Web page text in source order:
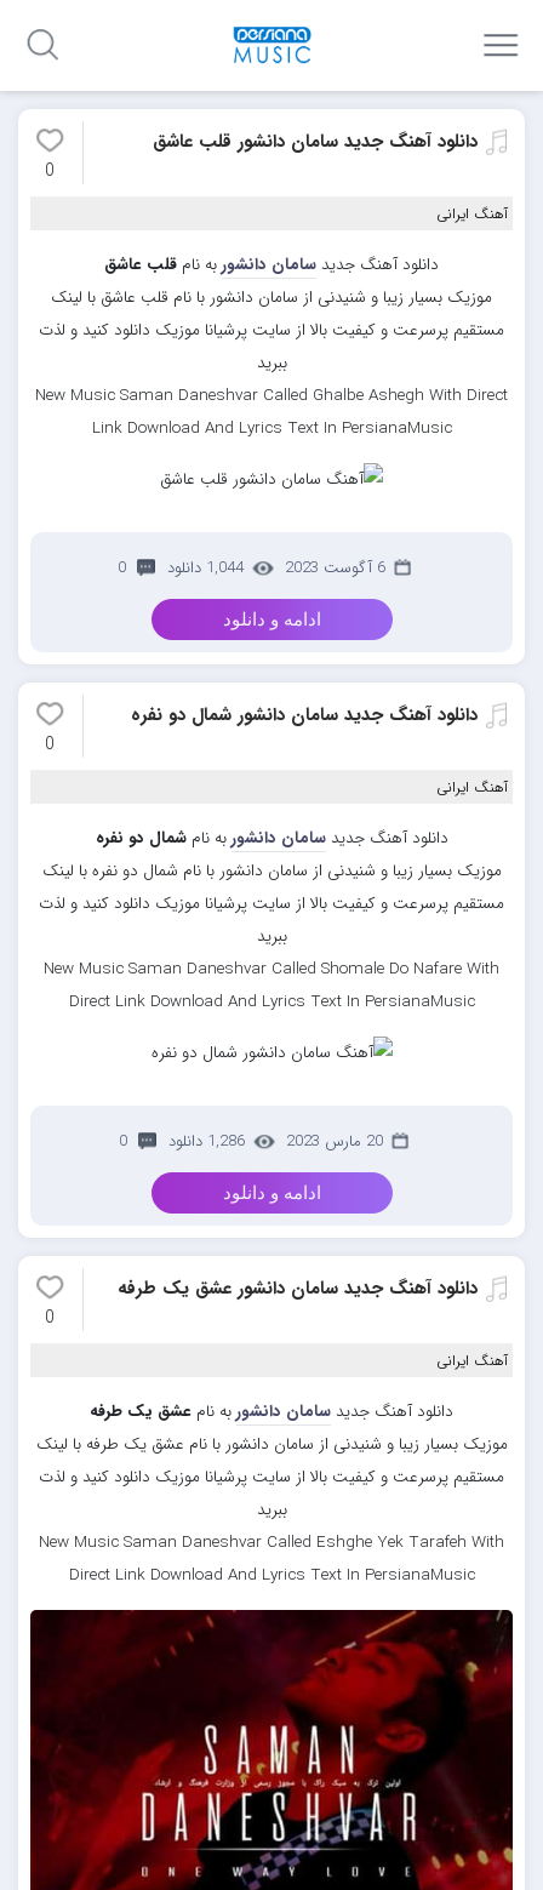
دانلود آهنگ جدید سامان دانشور قلب عاشق
0
آهنگ ایرانی
دانلود آهنگ جدید سامان دانشوربه نام قلب عاشق
موزیک بسیار زیبا و شنیدنی از سامان دانشور با نام قلب عاشق با لینک
مستقیم پرسرعت و کیفیت بالا از سایت پرشیانا موزیک دانلود کنید و لذت
ببرید
New Music Saman Daneshvar Called Ghalbe Ashegh With Direct
Link Download And Lyrics Text In PersianaMusic
6 آگوست 2023 1,044 دانلود 0
ادامه و دانلود
دانلود آهنگ جدید سامان دانشور شمال دو نفره
0
آهنگ ایرانی
دانلود آهنگ جدیدسامان دانشوربه نامشمال دو نفره
موزیک بسیار زیبا و شنیدنی از سامان دانشور با نام شمال دو نفره با لینک
مستقیم پرسرعت و کیفیت بالا از سایت پرشیانا موزیک دانلود کنید و لذت
ببرید
New Music Saman Daneshvar Called Shomale Do Nafare With
Direct Link Download And Lyrics Text In PersianaMusic
20 مارس 2023 1,286 دانلود 0
ادامه و دانلود
دانلود آهنگ جدید سامان دانشور عشق یک طرفه
0
آهنگ ایرانی
دانلود آهنگ جدید سامان دانشوربه نام عشق یک طرفه
موزیک بسیار زیبا و شنیدنی از سامان دانشور با نام عشق یک طرفه با لینک
مستقیم پرسرعت و کیفیت بالا از سایت پرشیانا موزیک دانلود کنید و لذت
ببرید
New Music Saman Daneshvar Called Eshghe Yek Tarafeh With
Direct Link Download And Lyrics Text In PersianaMusic